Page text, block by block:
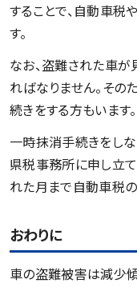
することで、自動車
す。
なお、盗難された車
ればなりません。そ
続きをする方もいます。
一時抹消手続きをし
県税事務所に申し立
れた月まで自動車税
おわりに
車の盗難被害は減少